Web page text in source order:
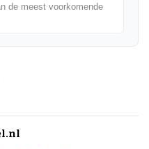
de meest voorkomende